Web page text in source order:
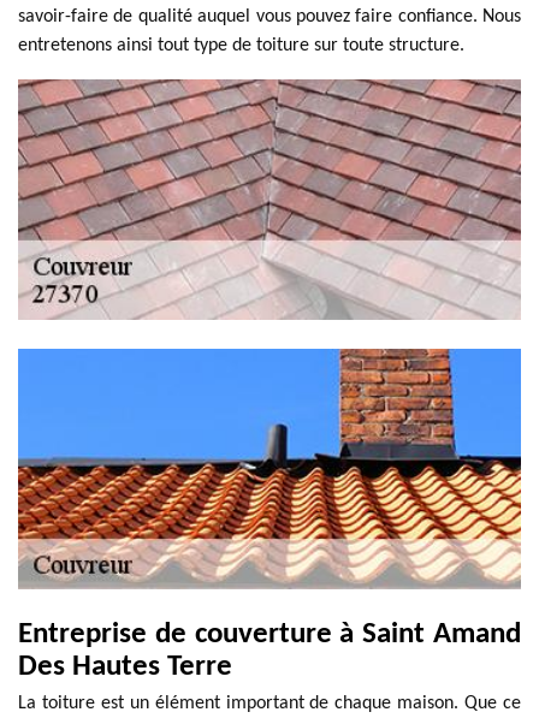
savoir-faire de qualité auquel vous pouvez faire confiance. Nous
entretenons ainsi tout type de toiture sur toute structure.
Entreprise de couverture à Saint Amand
Des Hautes Terre
La toiture est un élément important de chaque maison. Que ce